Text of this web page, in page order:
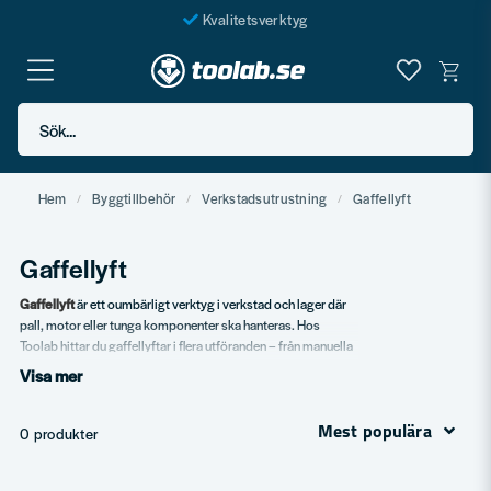
Kvalitetsverktyg
Fraktfritt över 999 SEK*
En järnhandel för alla
Sök...
Hem Byggtillbehör Verkstadsutrustning Gaffellyft
Gaffellyft
Gaffellyftär ett oumbärligt verktyg i verkstad och lager där
pall, motor eller tunga komponenter ska hanteras. Hos
Toolab hittar du gaffellyftar i flera utföranden – från manuella
saxlyft till elektriska modeller.
Manuella saxlyft – lyft- och transportlösning.
Visa mer
0 produkter Mest populära